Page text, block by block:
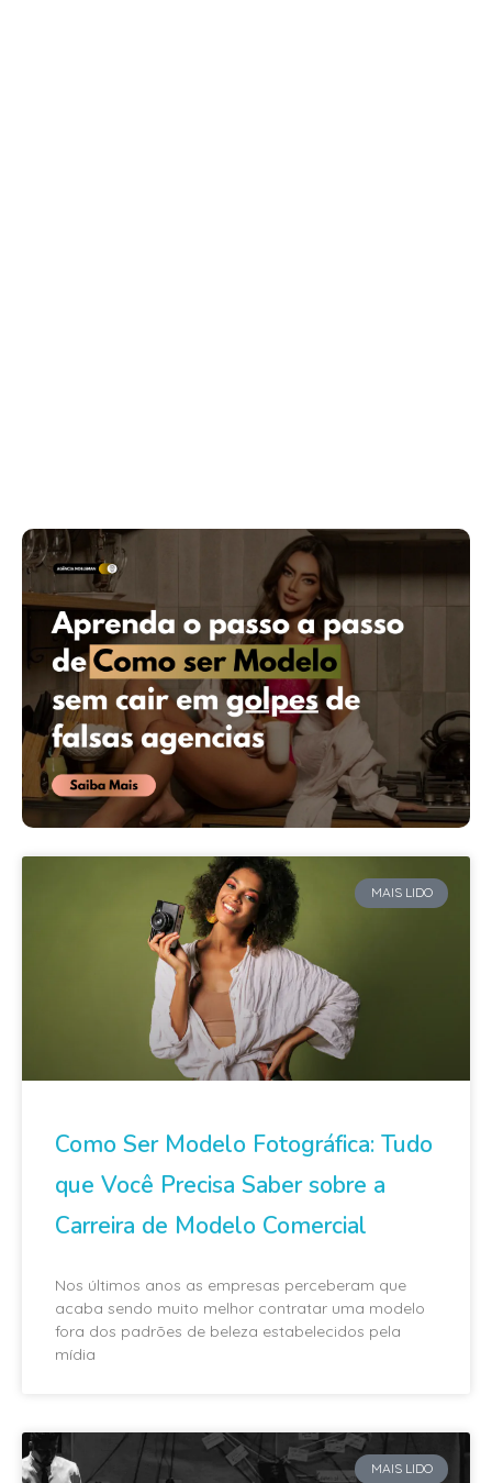
MAIS LIDO
Como Ser Modelo Fotográfica: Tudo
que Você Precisa Saber sobre a
Carreira de Modelo Comercial
Nos últimos anos as empresas perceberam que
acaba sendo muito melhor contratar uma modelo
fora dos padrões de beleza estabelecidos pela
mídia
MAIS LIDO